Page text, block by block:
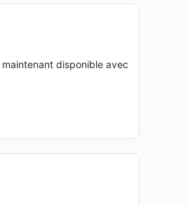
maintenant disponible avec